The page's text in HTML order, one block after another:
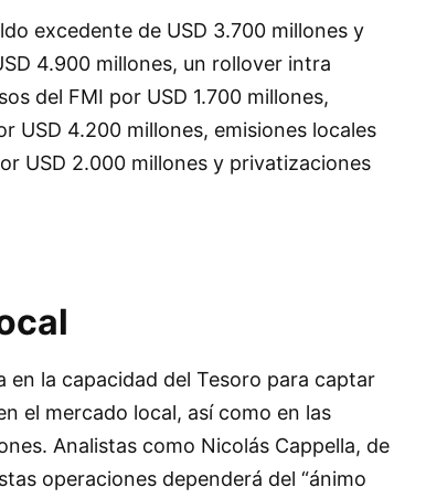
excedente de USD 3.700 millones y
4.900 millones, un rollover intra
del FMI por USD 1.700 millones,
USD 4.200 millones, emisiones locales
USD 2.000 millones y privatizaciones
la capacidad del Tesoro para captar
el mercado local, así como en las
Analistas como Nicolás Cappella, de
operaciones dependerá del “ánimo